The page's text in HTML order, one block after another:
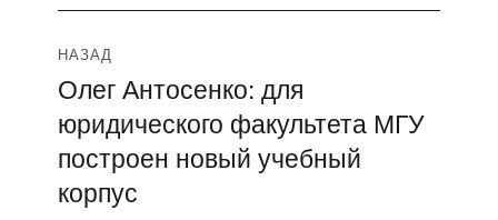
Навигация
по
записям
НАЗАД
Предыдущая
запись:
Олег Антосенко: для
юридического факультета МГУ
построен новый учебный
корпус